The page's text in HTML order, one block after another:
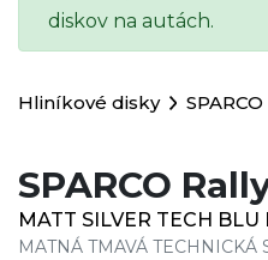
diskov na autách.
Hliníkové disky SPARCO
SPARCO
MATT SILVER TECH BLU
MATNÁ TMAVÁ